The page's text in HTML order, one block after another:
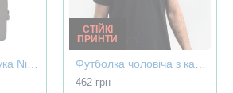
СТІЙКІ
ПРИНТИ
462 грн